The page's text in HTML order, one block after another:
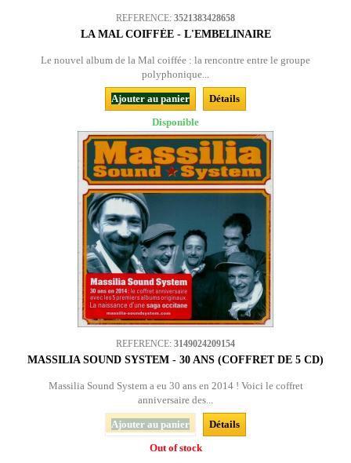
REFERENCE: 3521383428658
LA MAL COIFFÉE - L'EMBELINAIRE
Le nouvel album de la Mal coiffée : la rencontre entre le groupe
polyphonique...
Ajouter au panier
Détails
Disponible
REFERENCE: 3149024209154
MASSILIA SOUND SYSTEM - 30 ANS (COFFRET DE 5 CD)
Massilia Sound System a eu 30 ans en 2014 ! Voici le coffret
anniversaire des...
Ajouter au panier
Détails
Out of stock